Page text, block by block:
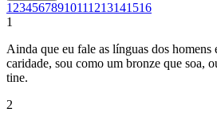
1 2345678910111213141516
1
Ainda que eu fale as línguas dos homens
caridade, sou como um bronze que soa,
tine.
2